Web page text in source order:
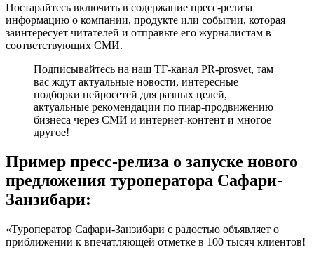
Постарайтесь включить в содержание пресс-релиза
информацию о компании, продукте или событии, которая
заинтересует читателей и отправьте его журналистам в
соответствующих СМИ.
Подписывайтесь на наш ТГ-канал PR-prosvet, там
вас ждут актуальные новости, интересные
подборки нейросетей для разных целей,
актуальные рекомендации по пиар-продвижению
бизнеса через СМИ и интернет-контент и многое
другое!
Пример пресс-релиза о запуске нового
предложения туроператора Сафари-
Занзибари:
«Туроператор Сафари-Занзибари с радостью объявляет о
приближении к впечатляющей отметке в 100 тысяч клиентов!